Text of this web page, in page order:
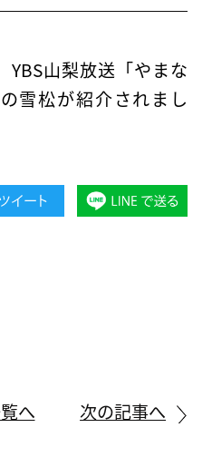
山梨放送「やまな
雪松が紹介されまし
へ 次の記事へ